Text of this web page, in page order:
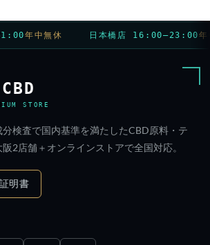
年中無休 日本橋店 16:00–23:00年中
STORE
検査で国内基準を満たしたCBD原料・テ
2店舗＋オンラインストアで全国対応。
明書